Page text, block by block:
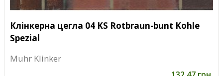
Клінкерна цегла 04 KS Rotbraun-bunt Kohle
Spezial
Muhr Klinker